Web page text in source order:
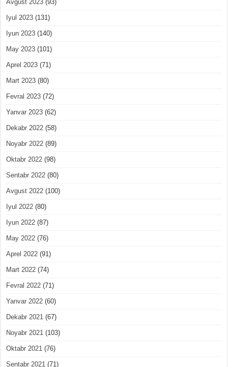
Avgust 2023 (93)
Iyul 2023 (131)
Iyun 2023 (140)
May 2023 (101)
Aprel 2023 (71)
Mart 2023 (80)
Fevral 2023 (72)
Yanvar 2023 (62)
Dekabr 2022 (58)
Noyabr 2022 (89)
Oktabr 2022 (98)
Sentabr 2022 (80)
Avgust 2022 (100)
Iyul 2022 (80)
Iyun 2022 (87)
May 2022 (76)
Aprel 2022 (91)
Mart 2022 (74)
Fevral 2022 (71)
Yanvar 2022 (60)
Dekabr 2021 (67)
Noyabr 2021 (103)
Oktabr 2021 (76)
Sentabr 2021 (71)